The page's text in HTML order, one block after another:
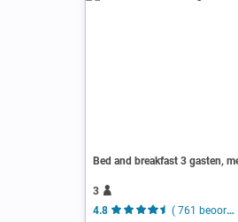
Bed and breakfast 3 gasten,
3
4.8
( 761 beoordelingen )